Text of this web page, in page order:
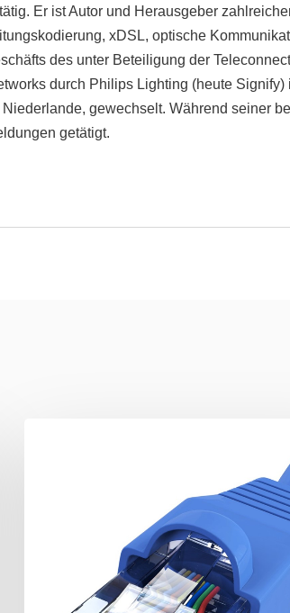
Er ist Autor und Herausgeber
xDSL, optische
des unter Beteiligung der
durch Philips Lighting (heute
gewechselt. Während seiner
getätigt.